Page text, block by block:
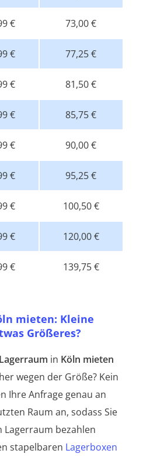
€ 73,00 €
€ 77,25 €
€ 81,50 €
€ 85,75 €
€ 90,00 €
€ 95,25 €
€ 100,50 €
€ 120,00 €
€ 139,75 €
mieten: Kleine
Größeres?
Lagerraum in Köln mieten
wegen der Größe? Kein
Ihre Anfrage genau an
Raum an, sodass Sie
bezahlen
stapelbaren Lagerboxen